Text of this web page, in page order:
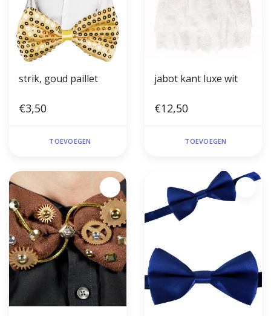
strik, goud paillet
€3,50
TOEVOEGEN
jabot kant luxe wit
€12,50
TOEVOEGEN